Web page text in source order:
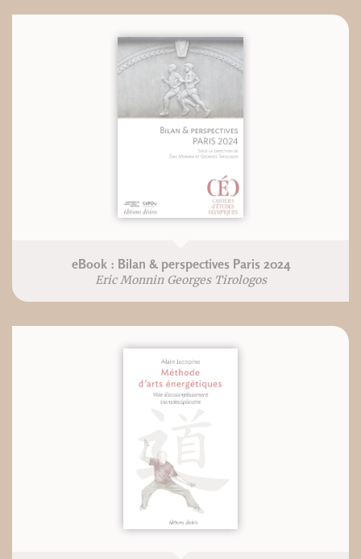
eBook : Bilan & perspectives Paris 2024
Eric Monnin Georges Tirologos